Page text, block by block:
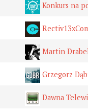
Konkurs na
Martin
Grzegorz
Dawna